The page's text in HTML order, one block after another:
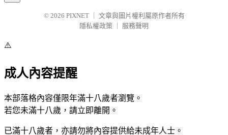
© 2026 PIXNET
文章與圖片權利屬原作者所有
隱私權政策
服務聲明
⚠️
成人內容提醒
本部落格內容僅限年滿十八歲者瀏覽。
若您未滿十八歲，請立即離開。
已滿十八歲者，亦請勿將內容提供給未成年人士。